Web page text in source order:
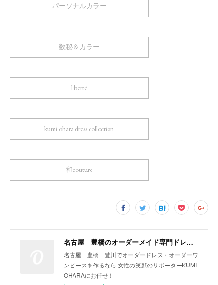
パーソナルカラー
数秘＆カラー
liberté
kumi ohara dress collection
和couture
名古屋 豊橋のオーダーメイド専門ドレスデザイナー KUMI OHARA
名古屋 豊橋 豊川でオーダードレス・オーダーワ
ンピースを作るなら 女性の笑顔のサポーターKUMI
OHARAにお任せ！